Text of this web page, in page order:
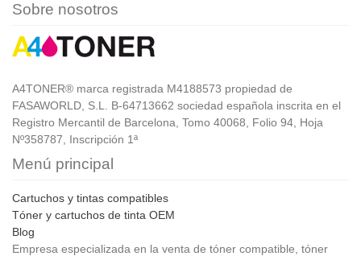
Sobre nosotros
A4TONER® marca registrada M4188573 propiedad de
FASAWORLD, S.L. B-64713662 sociedad española inscrita en el
Registro Mercantil de Barcelona, Tomo 40068, Folio 94, Hoja
Nº358787, Inscripción 1ª
Menú principal
Cartuchos y tintas compatibles
Tóner y cartuchos de tinta OEM
Blog
Empresa especializada en la venta de tóner compatible, tóner